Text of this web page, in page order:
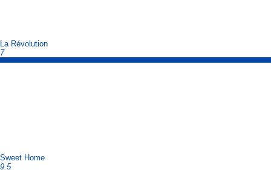
La Révolution
7
Sweet Home
9.5